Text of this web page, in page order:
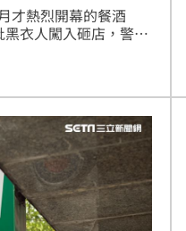
帽 日管處致歉 16:01
殘骸生成琵鷺颱風
卻下二軍 日媒爆原因
舞！崔傘跳完秒害羞
「她」認：藍白合不易
才熱烈開幕的餐酒
衣人闖入砸店，警方
度高傲、對著趕來的
人員全數逮捕，並查
《組織犯罪防制條
嫌送辦，並建請法院